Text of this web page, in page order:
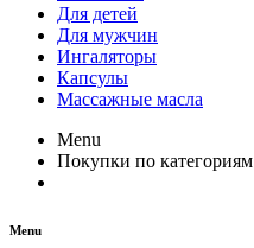
Для детей
Для мужчин
Ингаляторы
Капсулы
Массажные масла
Menu
Покупки по категориям
Menu